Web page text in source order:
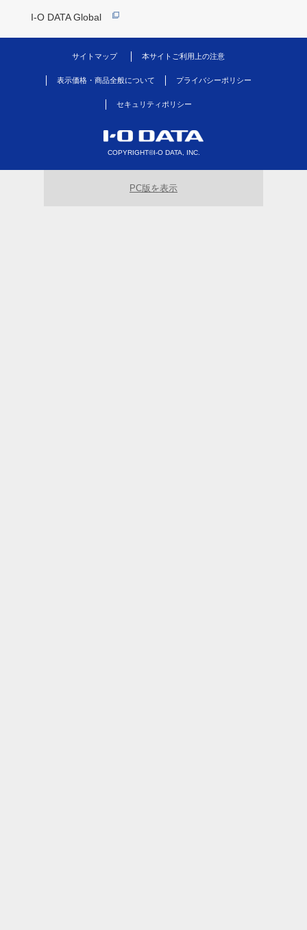
I-O DATA Global
サイトマップ 本サイトご利用上の注意
表示価格・商品全般について プライバシーポリシー
セキュリティポリシー
COPYRIGHT©I-O DATA, INC.
PC版を表示